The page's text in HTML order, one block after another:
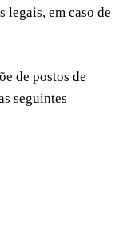
legais, em caso de
de postos de
seguintes